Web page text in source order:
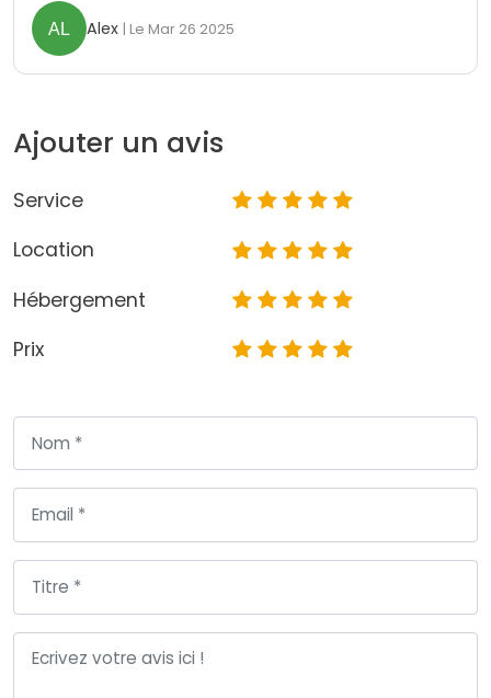
Alex | Le Mar 26 2025
Ajouter un avis
Service
Location
Hébergement
Prix